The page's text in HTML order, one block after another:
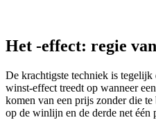
Het -effect: regie
De krachtigste techniek is tegelijk
winst-effect treedt op wanneer
komen van een prijs zonder die
op de winlijn en de derde net één